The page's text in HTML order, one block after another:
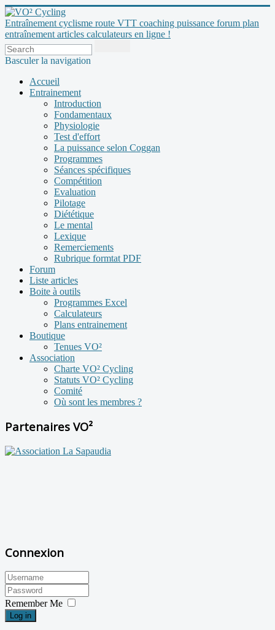
Entraînement cyclisme route VTT coaching puissance forum plan
entraînement articles calculateurs en ligne !
Basculer la navigation
Accueil
Entrainement
Introduction
Fondamentaux
Physiologie
Test d'effort
La puissance selon Coggan
Programmes
Séances spécifiques
Compétition
Evaluation
Pilotage
Diététique
Le mental
Lexique
Remerciements
Rubrique formtat PDF
Forum
Liste articles
Boite à outils
Programmes Excel
Calculateurs
Plans entrainement
Boutique
Tenues VO²
Association
Charte VO² Cycling
Statuts VO² Cycling
Comité
Où sont les membres ?
Partenaires VO²
Connexion
Remember Me
Log in